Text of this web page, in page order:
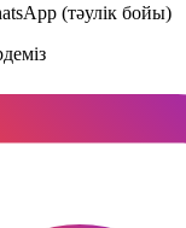
(тәулік бойы)